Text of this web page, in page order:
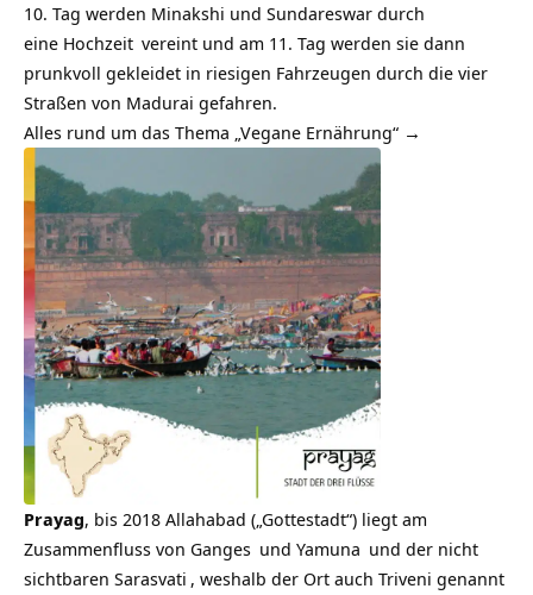
10. Tag werden Minakshi und Sundareswar durch
eine Hochzeit vereint und am 11. Tag werden sie dann
prunkvoll gekleidet in riesigen Fahrzeugen durch die vier
Straßen von Madurai gefahren.
Alles rund um das Thema „Vegane Ernährung“ →
Prayag, bis 2018 Allahabad („Gottestadt“) liegt am
Zusammenfluss von Ganges und Yamuna und der nicht
sichtbaren Sarasvati , weshalb der Ort auch Triveni genannt